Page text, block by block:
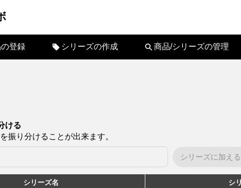
登録 シリーズの作成 商品/シリーズの管理
ける
振り分けることが出来ます。
シリーズに加える
シリーズ名 シ